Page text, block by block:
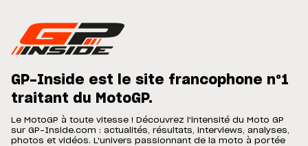
GP-Inside est le site francophone n°1
traitant du MotoGP.
Le MotoGP à toute vitesse ! Découvrez l'intensité du Moto GP
sur GP-Inside.com : actualités, résultats, interviews, analyses,
photos et vidéos. L'univers passionnant de la moto à portée